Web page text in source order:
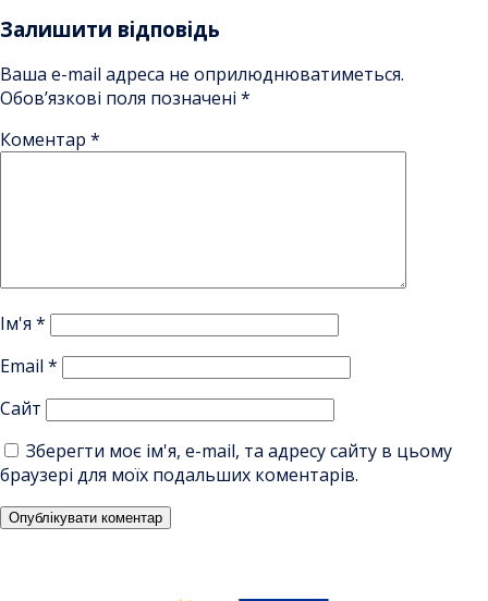
Залишити відповідь
Ваша e-mail адреса не оприлюднюватиметься.
Обов’язкові поля позначені *
Коментар *
Ім'я *
Email *
Сайт
Зберегти моє ім'я, e-mail, та адресу сайту в цьому
браузері для моїх подальших коментарів.